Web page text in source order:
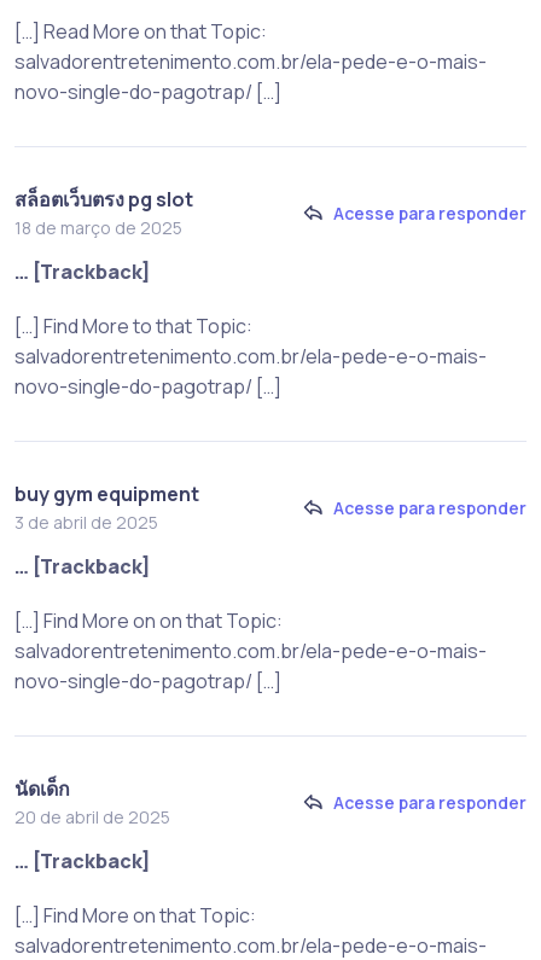
[…] Read More on that Topic:
salvadorentretenimento.com.br/ela-pede-e-o-mais-
novo-single-do-pagotrap/ […]
สล็อตเว็บตรง pg slot
18 de março de 2025
Acesse para responder
… [Trackback]
[…] Find More to that Topic:
salvadorentretenimento.com.br/ela-pede-e-o-mais-
novo-single-do-pagotrap/ […]
buy gym equipment
3 de abril de 2025
Acesse para responder
… [Trackback]
[…] Find More on on that Topic:
salvadorentretenimento.com.br/ela-pede-e-o-mais-
novo-single-do-pagotrap/ […]
นัดเด็ก
20 de abril de 2025
Acesse para responder
… [Trackback]
[…] Find More on that Topic:
salvadorentretenimento.com.br/ela-pede-e-o-mais-